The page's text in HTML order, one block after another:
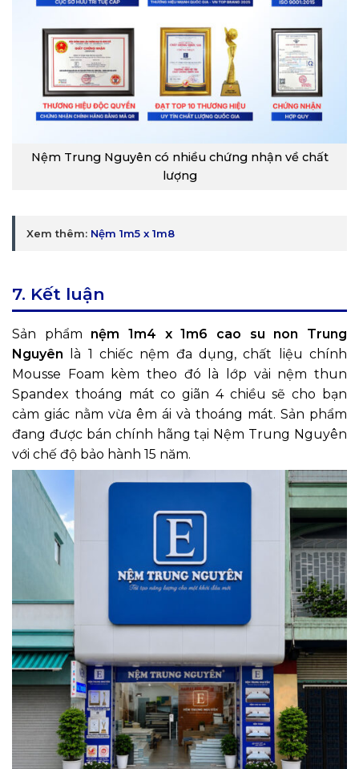
Nệm Trung Nguyên có nhiều chứng nhận về chất
lượng
Xem thêm: Nệm 1m5 x 1m8
7. Kết luận
Sản phẩm nệm 1m4 x 1m6 cao su non Trung
Nguyên là 1 chiếc nệm đa dụng, chất liệu chính
Mousse Foam kèm theo đó là lớp vải nệm thun
Spandex thoáng mát co giãn 4 chiều sẽ cho bạn
cảm giác nằm vừa êm ái và thoáng mát. Sản phẩm
đang được bán chính hãng tại Nệm Trung Nguyên
với chế độ bảo hành 15 năm.